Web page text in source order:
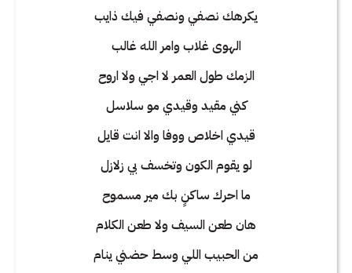
يكرهك نصفي ونصفي فيك ذايب
الهوى غلاب وامر الله غالب
الزمك طول العمر لا اجي ولا اروح
كني مقيد وقيدي مو سلاسل
قيدي اخلاص ووفا والا انت قايل
لو يقوم الكون وتخسف بي زلازل
ما احرك ساكنٍ بك مير مسموح
هان طعن السيف ولا طعن الكلام
من الحبيب اللي وسط حضني ينام